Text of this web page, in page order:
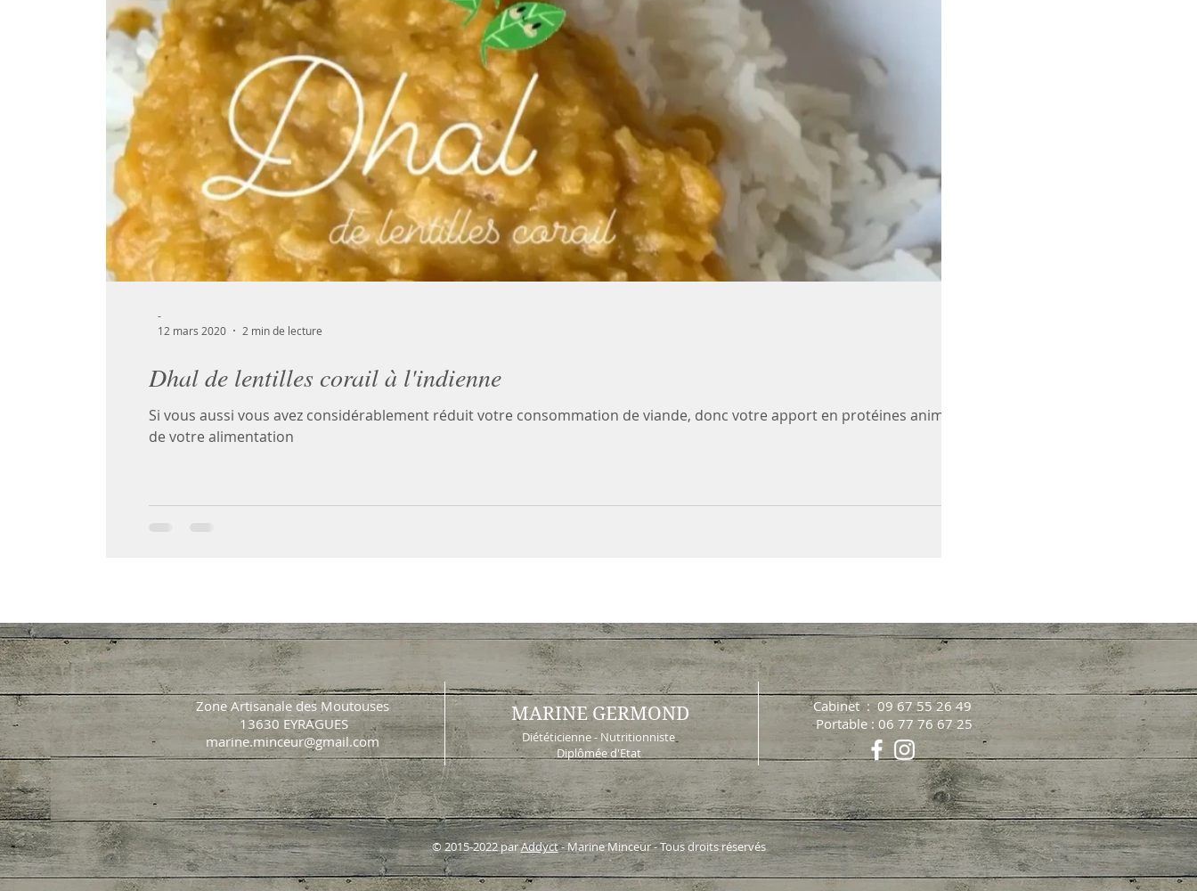
Dhal de lentilles corail à l'indienne
Si vous aussi vous avez considérablement réduit votre consommation de viande, donc votre apport en protéines animales
de votre alimentation
-
12 mars 2020
2 min de lecture
Zone Artisanale des Moutouses
13630 EYRAGUES
marine.minceur@gmail.com
MARINE GERMOND
Diététicienne - Nutritionniste
Diplômée d'Etat
Cabinet :09 67 55 26 49
Portable : 06 77 76 67 25
© 2015-2022 parAddyct- Marine Minceur - Tous droits réservés